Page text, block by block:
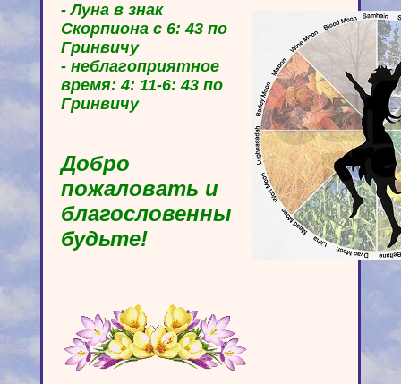
- Луна в знак
Скорпиона с 6: 43 по
Гринвичу
- неблагоприятное
время: 4: 11-6: 43 по
Гринвичу
Добро
пожаловать и
благословенны
будьте!